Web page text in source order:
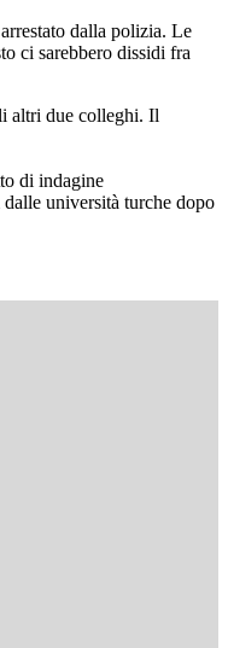
dalla polizia. Le
ci sarebbero dissidi fra
altri due colleghi. Il
di indagine
università turche dopo